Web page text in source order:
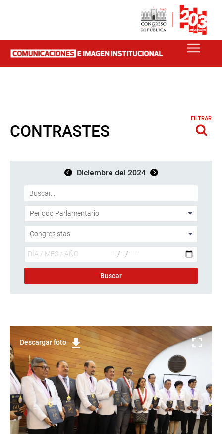
CONTRASTES
FILTRAR
Diciembre del 2024
Descargar foto